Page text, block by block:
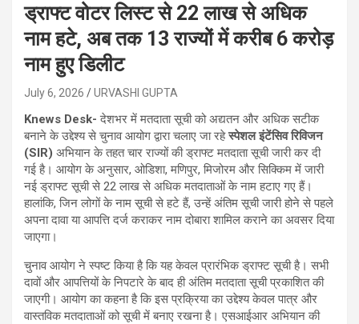
ड्राफ्ट वोटर लिस्ट से 22 लाख से अधिक
नाम हटे, अब तक 13 राज्यों में करीब 6 करोड़
नाम हुए डिलीट
July 6, 2026 URVASHI GUPTA
Knews Desk- देशभर में मतदाता सूची को अद्यतन और अधिक सटीक
बनाने के उद्देश्य से चुनाव आयोग द्वारा चलाए जा रहेस्पेशल इंटेंसिव रिविजन
(SIR) अभियान के तहत चार राज्यों की ड्राफ्ट मतदाता सूची जारी कर दी
गई है। आयोग के अनुसार, ओडिशा, मणिपुर, मिजोरम और सिक्किम में जारी
नई ड्राफ्ट सूची से 22 लाख से अधिक मतदाताओं के नाम हटाए गए हैं।
हालांकि, जिन लोगों के नाम सूची से हटे हैं, उन्हें अंतिम सूची जारी होने से पहले
अपना दावा या आपत्ति दर्ज कराकर नाम दोबारा शामिल कराने का अवसर दिया
जाएगा।
चुनाव आयोग ने स्पष्ट किया है कि यह केवल प्रारंभिक ड्राफ्ट सूची है। सभी
दावों और आपत्तियों के निपटारे के बाद ही अंतिम मतदाता सूची प्रकाशित की
जाएगी। आयोग का कहना है कि इस प्रक्रिया का उद्देश्य केवल पात्र और
वास्तविक मतदाताओं को सूची में बनाए रखना है। एसआईआर अभियान की